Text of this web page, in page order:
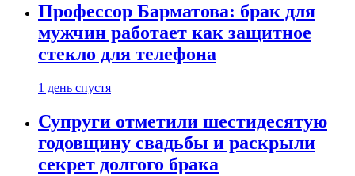
Профессор Барматова: брак для
мужчин работает как защитное
стекло для телефона
1 день спустя
Супруги отметили шестидесятую
годовщину свадьбы и раскрыли
секрет долгого брака